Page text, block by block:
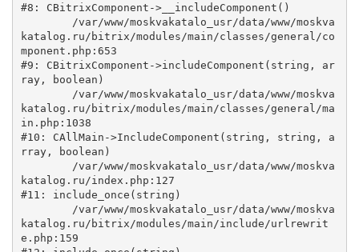
#8: CBitrixComponent->__includeComponent()
katalog.ru/bitrix/modules/main/classes/general/co
mponent.php:653
#9: CBitrixComponent->includeComponent(string, ar
ray, boolean)
katalog.ru/bitrix/modules/main/classes/general/ma
in.php:1038
#10: CAllMain->IncludeComponent(string, string, a
rray, boolean)
katalog.ru/index.php:127
#11: include_once(string)
katalog.ru/bitrix/modules/main/include/urlrewrit
e.php:159